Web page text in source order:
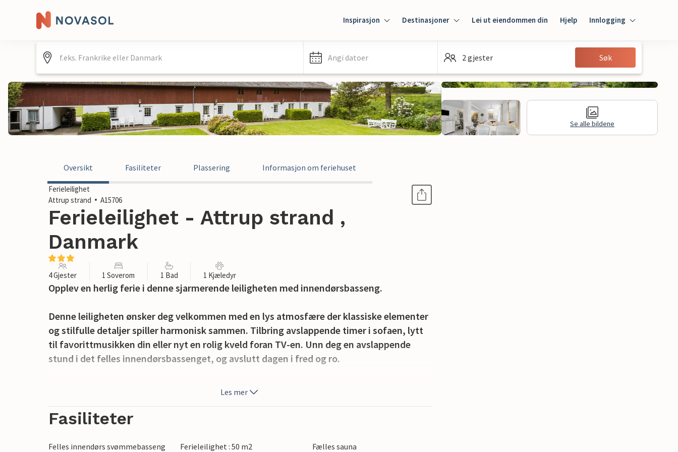
Inspirasjon Destinasjoner Lei ut eiendommen din Hjelp Innlogging
Innlogging
Gjest
Angi datoer 2 gjester Søk
Se alle bildene
Oversikt Fasiliteter Plassering Informasjon om feriehuset
Ferieleilighet
Attrup strand
A15706
Ferieleilighet - Attrup strand ,
Danmark
4 Gjester 1 Soverom 1 Bad 1 Kjæledyr
Opplev en herlig ferie i denne sjarmerende leiligheten med innendørsbasseng.
Denne leiligheten ønsker deg velkommen med en lys atmosfære der klassiske elementer
og stilfulle detaljer spiller harmonisk sammen. Tilbring avslappende timer i sofaen, lytt
til favorittmusikken din eller nyt en rolig kveld foran TV-en. Unn deg en avslappende
stund i det felles innendørsbassenget, og avslutt dagen i fred og ro.
Denne sjarmerende leiligheten ligger på Kokkedal slotts grunn, som du kan bruke til
leke ute, utforske naturen eller få ferievenner på lekeplassen.
Kokkedal slott ligger imponerende til mellom Limfjorden og Nordsjøen og har en historie
Les mer
Fasiliteter
Felles innendørs svømmebasseng
Ferieleilighet : 50 m2 Fælles sauna